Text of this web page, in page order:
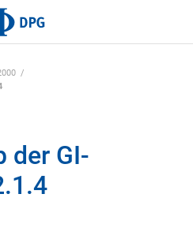
der GI-